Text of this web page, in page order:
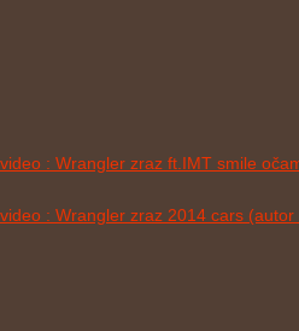
video : Wrangler zraz ft.IMT smile
video : Wrangler zraz 2014 cars